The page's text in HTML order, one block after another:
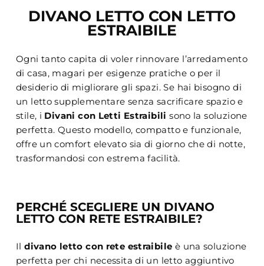
DIVANO LETTO CON LETTO
ESTRAIBILE
Ogni tanto capita di voler rinnovare l’arredamento
di casa, magari per esigenze pratiche o per il
desiderio di migliorare gli spazi. Se hai bisogno di
un letto supplementare senza sacrificare spazio e
stile, i Divani con Letti Estraibili sono la soluzione
perfetta. Questo modello, compatto e funzionale,
offre un comfort elevato sia di giorno che di notte,
trasformandosi con estrema facilità.
PERCHÉ SCEGLIERE UN DIVANO
LETTO CON RETE ESTRAIBILE?
Ildivano letto con rete estraibile è una soluzione
perfetta per chi necessita di un letto aggiuntivo